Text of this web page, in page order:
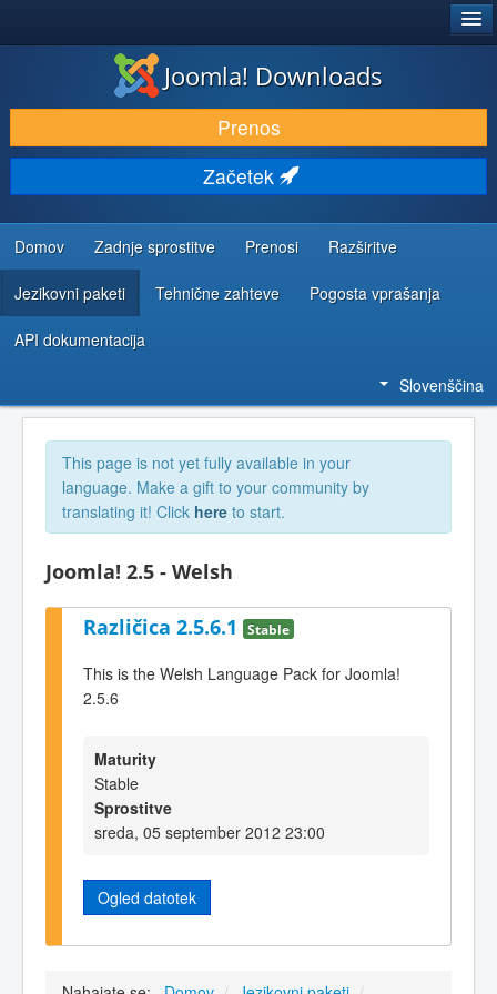
PRENESI IN RAZŠIRI
ODKRIJTE & IZVEJTE
SKUPNOST IN PODPORA
VIRI ZA RAZVIJALCE
Joomla! Downloads
Prenos
Začetek
Domov Zadnje sprostitve Prenosi Razširitve
Jezikovni paketi Tehnične zahteve Pogosta vprašanja
API dokumentacija
Slovenščina
This page is not yet fully available in your
language. Make a gift to your community by
translating it! Click here to start.
Joomla! 2.5 - Welsh
Različica 2.5.6.1 Stable
This is the Welsh Language Pack for Joomla!
2.5.6
Maturity
Stable
Sprostitve
sreda, 05 september 2012 23:00
Ogled datotek